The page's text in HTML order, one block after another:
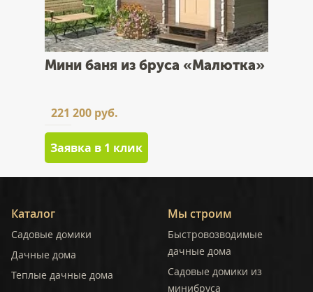
Мини баня из бруса «Малютка»
221 200 руб.
Заявка в 1 клик
Каталог
Садовые домики
Дачные дома
Теплые дачные дома
Мы строим
Быстровозводимые
дачные дома
Садовые домики из
минибруса